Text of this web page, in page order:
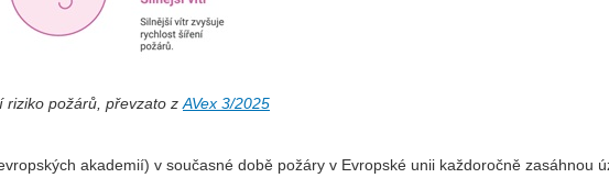
riziko požárů, převzato zAVex 3/2025
akademií) v současné době požáry v Evropské unii každoročně zasáhnou